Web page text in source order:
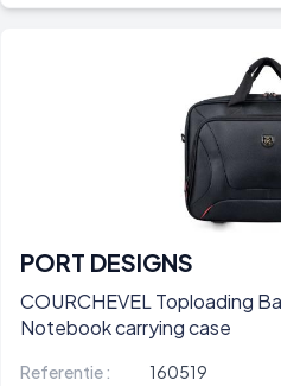
PORT DESIGNS
COURCHEVEL Toploading
Notebook carrying case
Referentie :
160519